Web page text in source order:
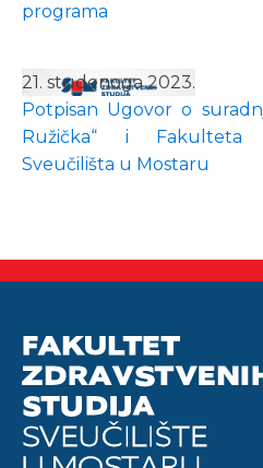
programa
21. studenoga 2023.
Potpisan Ugovor o
Ružička“ i Fakulteta
Sveučilišta u Mostaru